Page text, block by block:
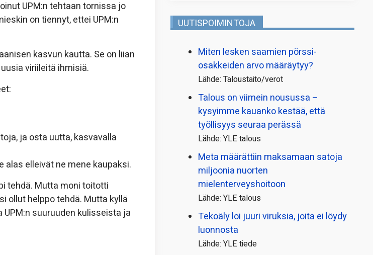
UPM:n tehtaan tornissa jo
on tiennyt, ettei UPM:n
kasvun kautta. Se on liian
viriileitä ihmisiä.
ja osta uutta, kasvavalla
alas elleivät ne mene kaupaksi.
tehdä. Mutta moni toitotti
ollut helppo tehdä. Mutta kyllä
suuruuden kulisseista ja
UUTISPOIMINTOJA
Miten lesken saamien pörssi­
osakkeiden arvo määräytyy?
Lähde: Taloustaito/verot
Talous on viimein nousussa –
kysyimme kauanko kestää, että
työllisyys seuraa perässä
Lähde: YLE talous
Meta määrättiin maksamaan satoja
miljoonia nuorten
mielenterveyshoitoon
Lähde: YLE talous
Tekoäly loi juuri viruksia, joita ei löydy
luonnosta
Lähde: YLE tiede